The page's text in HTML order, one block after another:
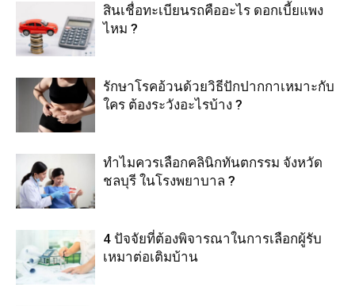
สินเชื่อทะเบียนรถคืออะไร ดอกเบี้ยแพง
ไหม ?
รักษาโรคอ้วนด้วยวิธีปักปากกาเหมาะกับ
ใคร ต้องระวังอะไรบ้าง ?
ทำไมควรเลือกคลินิกทันตกรรม จังหวัด
ชลบุรี ในโรงพยาบาล ?
4 ปัจจัยที่ต้องพิจารณาในการเลือกผู้รับ
เหมาต่อเติมบ้าน